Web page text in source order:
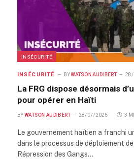
INSÉCURITÉ
INSÉCURITÉ BY WATSON AUDIBERT
La FRG dispose désormais
pour opérer en Haïti
BY WATSON AUDIBERT 28/07/2026 3
Le gouvernement haïtien a franchi
dans le processus de déploiement
Répression des Gangs…